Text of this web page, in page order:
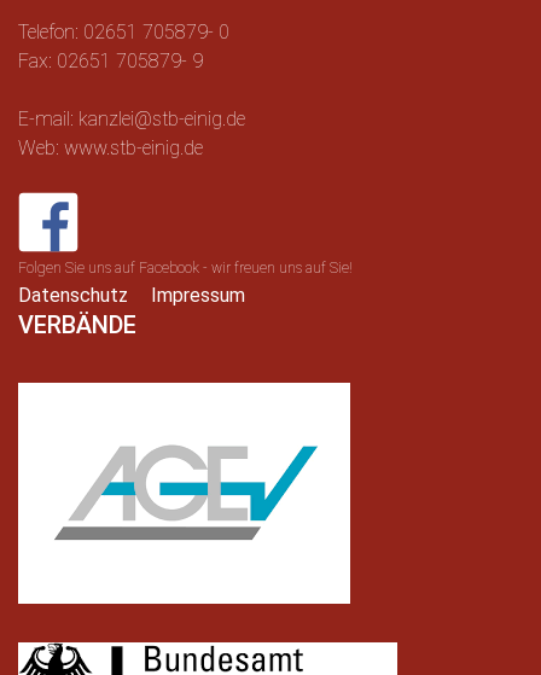
Telefon: 02651 705879- 0
Fax: 02651 705879- 9
E-mail: kanzlei@stb-einig.de
Web: www.stb-einig.de
Folgen Sie uns auf Facebook - wir freuen uns auf Sie!
Datenschutz Impressum
VERBÄNDE